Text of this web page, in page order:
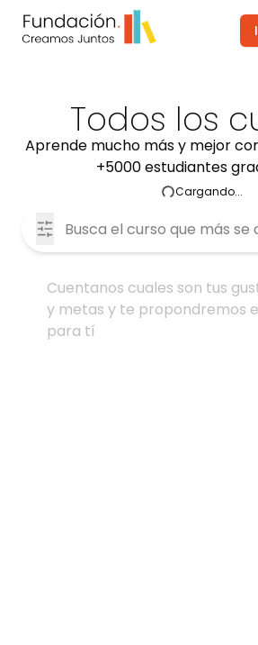
Todos los
Aprende mucho más y mejor
+5000 estudiantes
Cargando...